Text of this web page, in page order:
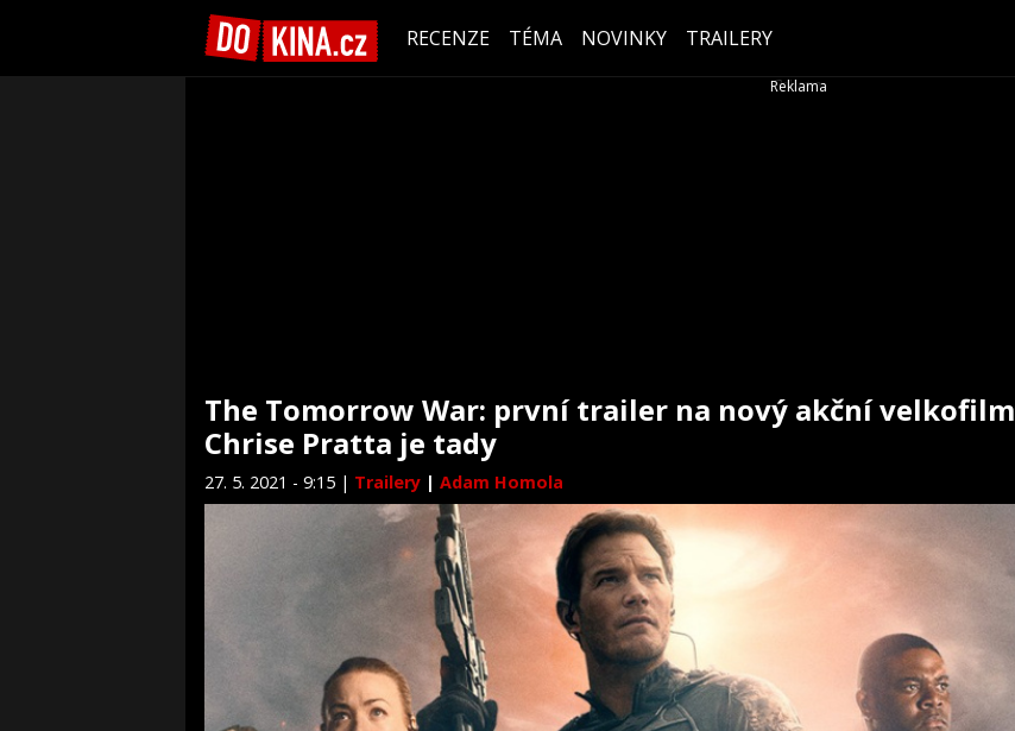
RECENZE TÉMA NOVINKY TRAILERY
The Tomorrow War: první trailer na nový akční velkofilm
Chrise Pratta je tady
27. 5. 2021 - 9:15 | Trailery | Adam Homola